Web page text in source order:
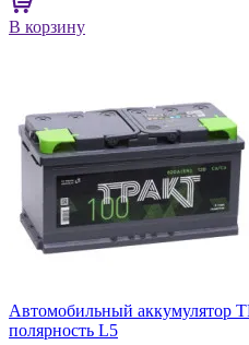
В корзину
Автомобильный аккумулятор
полярность L5